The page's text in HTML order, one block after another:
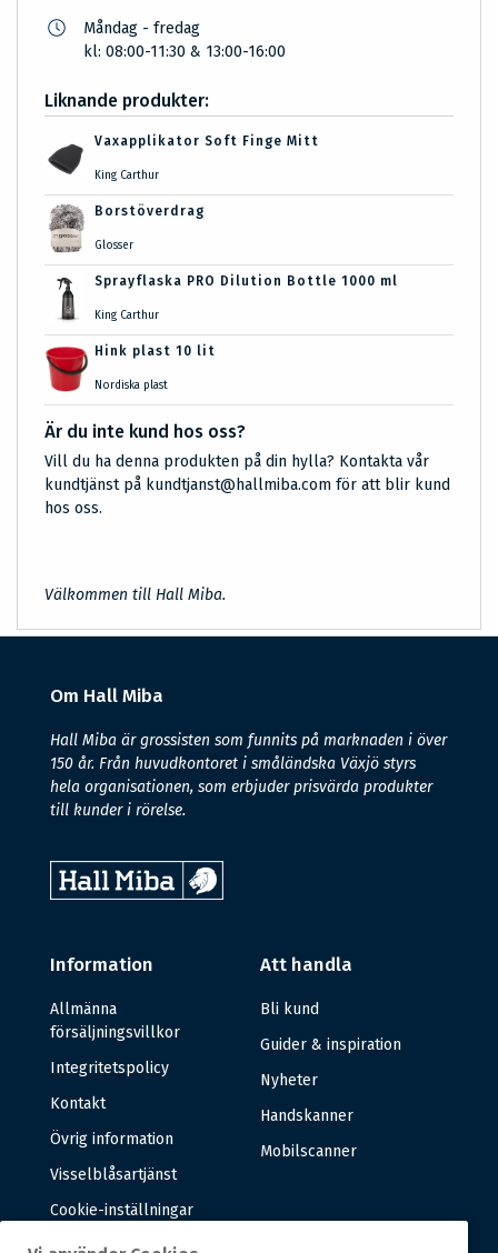
Måndag - fredag
kl: 08:00-11:30 & 13:00-16:00
Liknande produkter:
Vaxapplikator Soft Finge Mitt
King Carthur
Borstöverdrag
Glosser
Sprayflaska PRO Dilution Bottle 1000 ml
King Carthur
Hink plast 10 lit
Nordiska plast
Är du inte kund hos oss?
Vill du ha denna produkten på din hylla? Kontakta vår
kundtjänst på kundtjanst@hallmiba.com för att blir kund
hos oss.
Välkommen till Hall Miba.
Om Hall Miba
Hall Miba är grossisten som funnits på marknaden i över
150 år. Från huvudkontoret i småländska Växjö styrs
hela organisationen, som erbjuder prisvärda produkter
till kunder i rörelse.
Information
Allmänna
försäljningsvillkor
Integritetspolicy
Kontakt
Övrig information
Visselblåsartjänst
Cookie-inställningar
Att handla
Bli kund
Guider & inspiration
Nyheter
Handskanner
Mobilscanner